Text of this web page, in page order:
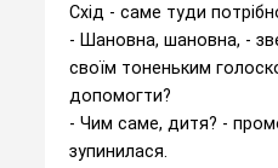
Схід - саме туди
- Шановна, шановна, -
своїм тоненьким
допомогти?
- Чим саме, дитя? -
зупинилася.